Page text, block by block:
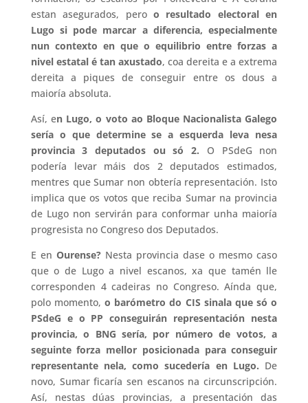
estan asegurados, pero o resultado electoral en
Lugo si pode marcar a diferencia, especialmente
nun contexto en que o equilibrio entre forzas a
nivel estatal é tan axustado, coa dereita e a extrema
dereita a piques de conseguir entre os dous a
maioría absoluta.
Así, en Lugo, o voto ao Bloque Nacionalista Galego
sería o que determine se a esquerda leva nesa
provincia 3 deputados ou só 2. O PSdeG non
podería levar máis dos 2 deputados estimados,
mentres que Sumar non obtería representación. Isto
implica que os votos que reciba Sumar na provincia
de Lugo non servirán para conformar unha maioría
progresista no Congreso dos Deputados.
E en Ourense?Nesta provincia dase o mesmo caso
que o de Lugo a nivel escanos, xa que tamén lle
corresponden 4 cadeiras no Congreso. Aínda que,
polo momento,o barómetro do CIS sinala que só o
PSdeG e o PP conseguirán representación nesta
provincia, o BNG sería, por número de votos, a
seguinte forza mellor posicionada para conseguir
representante nela, como sucedería en Lugo. De
novo, Sumar ficaría sen escanos na circunscripción.
Así, nestas dúas provincias, a presentación das